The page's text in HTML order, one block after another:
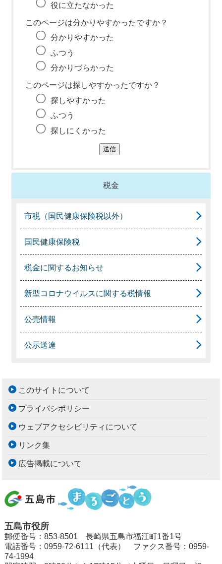
役に立たなかった
このページは分かりやすかったですか？
分かりやすかった
ふつう
分かりづらかった
このページは探しやすかったですか？
探しやすかった
ふつう
探しにくかった
税金
市税（国民健康保険税以外）
国民健康保険税
税金に関するお知らせ
新型コロナウイルスに関する税情報
公売情報
公示送達
このサイトについて
プライバシポリシー
ウェブアクセシビリティについて
リンク集
広告掲載について
五島市役所
郵便番号：853-8501 長崎県五島市福江町1番1号
電話番号：0959-72-6111（代表） ファクス番号：0959-
74-1994